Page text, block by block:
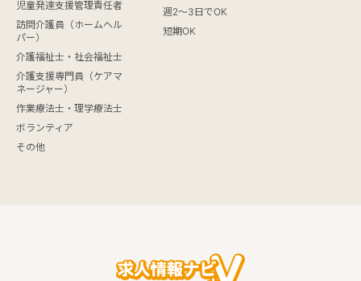
児童発達支援管理責任者
訪問介護員（ホームヘル
パー）
介護福祉士・社会福祉士
介護支援専門員（ケアマ
ネージャー）
作業療法士・理学療法士
ボランティア
その他
週2～3日でOK
短期OK